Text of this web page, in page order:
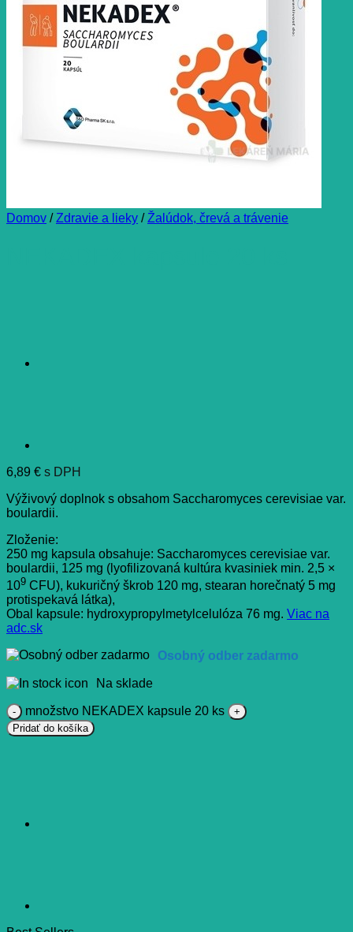
Domov / Zdravie a lieky / Žalúdok, črevá a trávenie
6,89 € s DPH
Výživový doplnok s obsahom Saccharomyces cerevisiae var.
boulardii.
Zloženie:
250 mg kapsula obsahuje: Saccharomyces cerevisiae var.
boulardii, 125 mg (lyofilizovaná kultúra kvasiniek min. 2,5 ×
109 CFU), kukuričný škrob 120 mg, stearan horečnatý 5 mg
protispekavá látka),
Obal kapsule: hydroxypropylmetylcelulóza 76 mg. Viac na
adc.sk
Osobný odber zadarmo
Na sklade
množstvo NEKADEX kapsule 20 ks
Pridať do košíka